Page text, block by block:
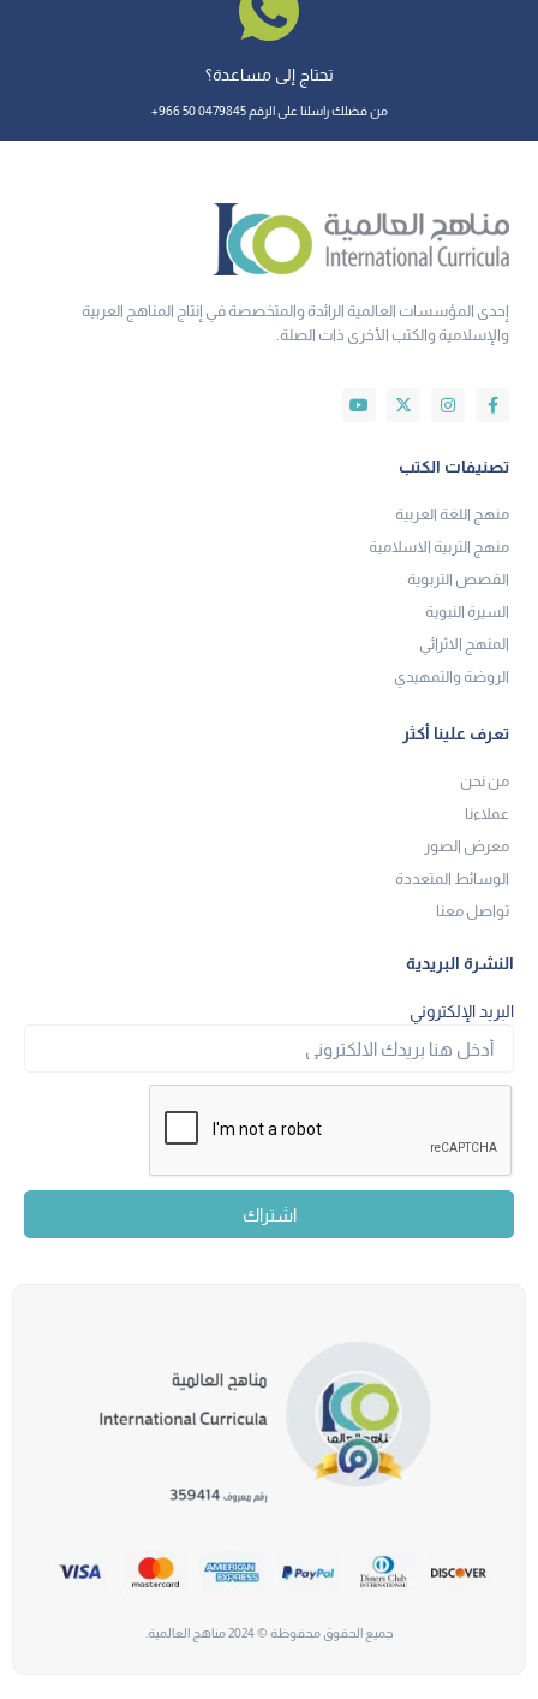
تحتاج إلى مساعدة؟
من فضلك راسلنا على الرقم 0479845 50 966+
إحدى المؤسسات العالمية الرائدة والمتخصصة في إنتاج المناهج العربية
والإسلامية والكتب الأخرى ذات الصلة.
تصنيفات الكتب
منهج اللغة العربية
منهج التربية الاسلامية
القصص التربوية
السيرة النبوية
المنهج الاثرائي
الروضة والتمهيدي
تعرف علينا أكثر
من نحن
عملاءنا
معرض الصور
الوسائط المتعددة
تواصل معنا
النشرة البريدية
البريد الإلكتروني
اشتراك
جميع الحقوق محفوظة © 2024 مناهج العالمية.